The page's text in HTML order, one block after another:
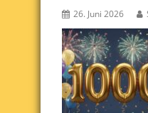
26. Juni 2026